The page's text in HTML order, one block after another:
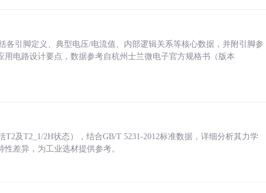
各引脚定义、典型电压/电流值、内部逻辑关系等核心数据，并附引脚参
电路设计要点，数据参考自杭州士兰微电子官方规格书（版本
及T2_1/2H状态），结合GB/T 5231-2012标准数据，详细分析其力学
差异，为工业选材提供参考。